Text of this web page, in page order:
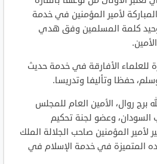
لأمير المؤمنين في خدمة
كلمة المسلمين وفق هدي
للعلماء الأفارقة في خدمة حديث
حفظا وتأليفا وتدريسا.
برج روال، الأمين العام للمجلس
وعضو لجنة تحكيم
لأمير المؤمنين صاحب الجلالة الملك
المتميزة في خدمة الإسلام في